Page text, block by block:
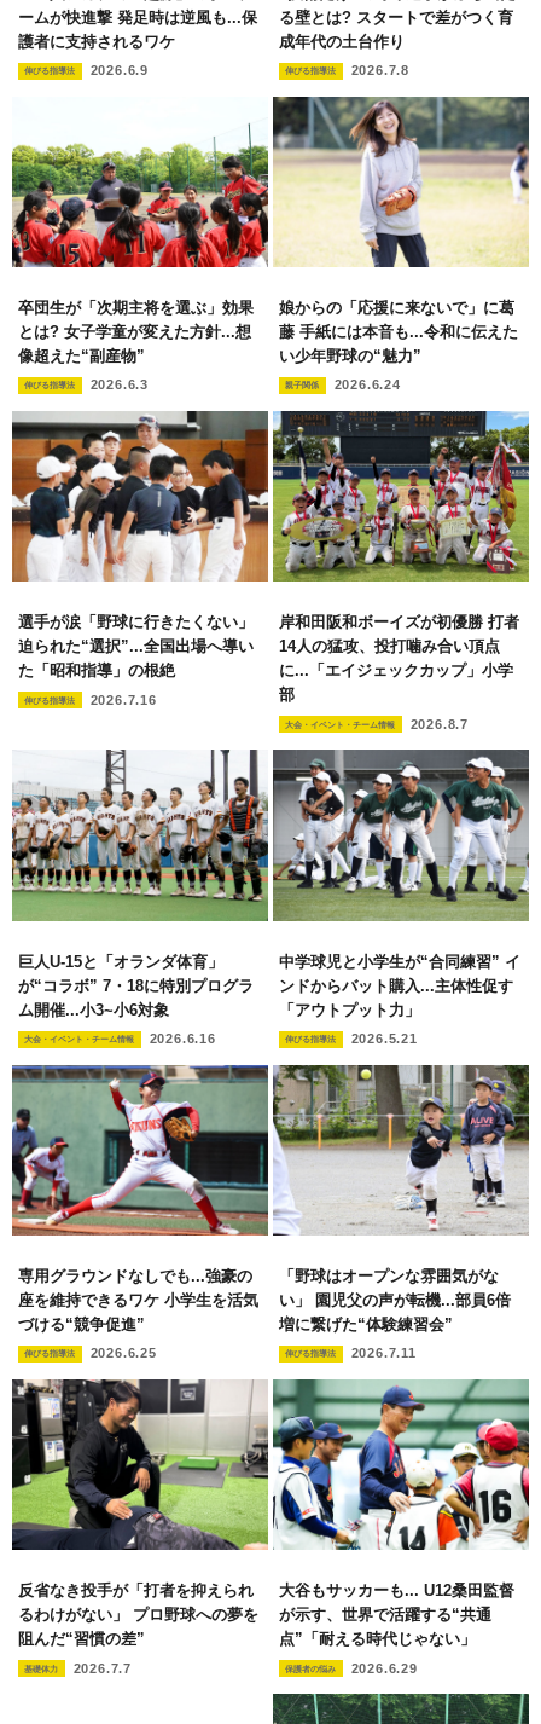
ームが快進撃 発足時は逆風も...保
護者に支持されるワケ
伸びる指導法 2026.6.9
る壁とは? スタートで差がつく育
成年代の土台作り
伸びる指導法 2026.7.8
卒団生が「次期主将を選ぶ」効果
とは? 女子学童が変えた方針...想
像超えた“副産物”
伸びる指導法 2026.6.3
娘からの「応援に来ないで」に葛
藤 手紙には本音も...令和に伝えた
い少年野球の“魅力”
親子関係 2026.6.24
選手が涙「野球に行きたくない」
迫られた“選択”...全国出場へ導い
た「昭和指導」の根絶
伸びる指導法 2026.7.16
岸和田阪和ボーイズが初優勝 打者
14人の猛攻、投打噛み合い頂点
に...「エイジェックカップ」小学
部
大会・イベント・チーム情報 2026.8.7
巨人U-15と「オランダ体育」
が“コラボ” 7・18に特別プログラ
ム開催...小3~小6対象
大会・イベント・チーム情報 2026.6.16
中学球児と小学生が“合同練習” イ
ンドからバット購入...主体性促す
「アウトプット力」
伸びる指導法 2026.5.21
専用グラウンドなしでも...強豪の
座を維持できるワケ 小学生を活気
づける“競争促進”
伸びる指導法 2026.6.25
「野球はオープンな雰囲気がな
い」 園児父の声が転機...部員6倍
増に繋げた“体験練習会”
伸びる指導法 2026.7.11
反省なき投手が「打者を抑えられ
るわけがない」 プロ野球への夢を
阻んだ“習慣の差”
基礎体力 2026.7.7
大谷もサッカーも... U12桑田監督
が示す、世界で活躍する“共通
点”「耐える時代じゃない」
保護者の悩み 2026.6.29